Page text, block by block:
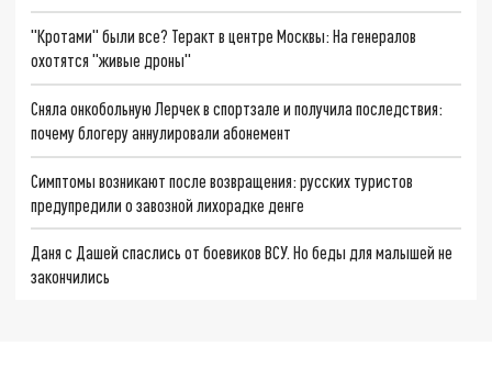
"Кротами" были все? Теракт в центре Москвы: На генералов
охотятся "живые дроны"
Сняла онкобольную Лерчек в спортзале и получила последствия:
почему блогеру аннулировали абонемент
Симптомы возникают после возвращения: русских туристов
предупредили о завозной лихорадке денге
Даня с Дашей спаслись от боевиков ВСУ. Но беды для малышей не
закончились